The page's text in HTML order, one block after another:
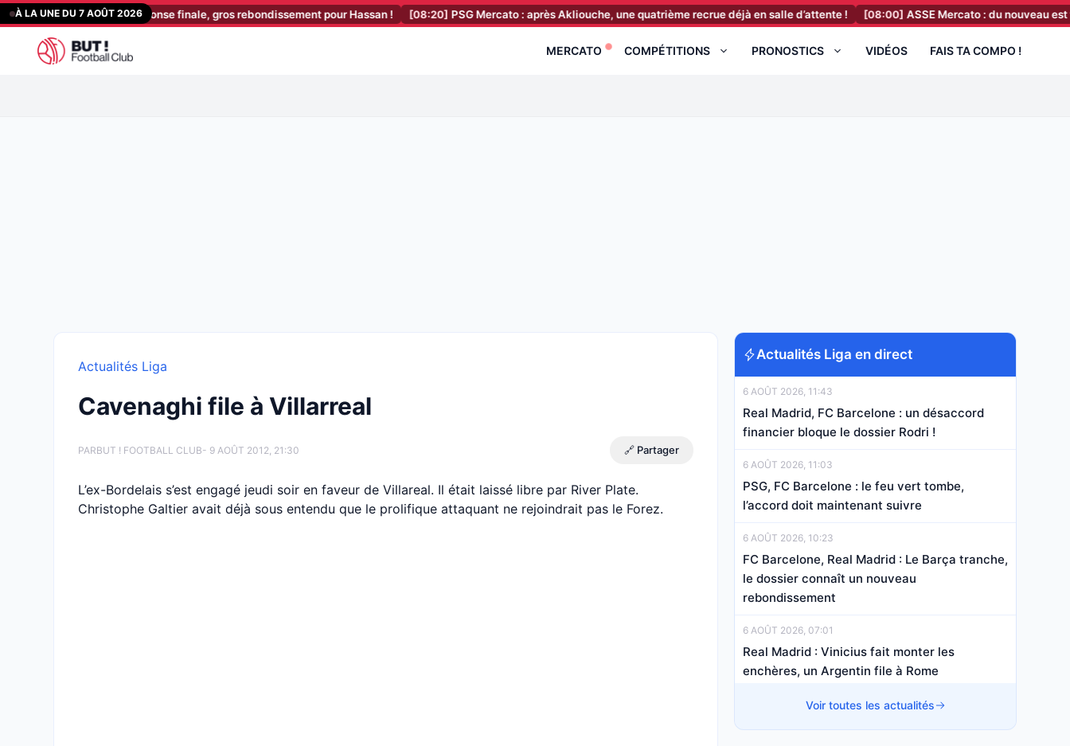
Aller
au
contenu
À LA UNE DU 7 AOÛT 2026
Diatta a donné sa réponse finale, gros rebondissement pour Hassan ! [08:20] PSG Mercato : après Akliouche, une quatrième recrue déjà en salle d’attente ! [08:00] ASSE Mercato : du nouveau est
MERCATO COMPÉTITIONS PRONOSTICS VIDÉOS FAIS TA COMPO !
Actualités Liga
Cavenaghi file à Villarreal
PARBUT ! FOOTBALL CLUB- 9 AOÛT 2012, 21:30 🔗 Partager
L’ex-Bordelais s’est engagé jeudi soir en faveur de Villareal. Il était laissé libre par River Plate.
Christophe Galtier avait déjà sous entendu que le prolifique attaquant ne rejoindrait pas le Forez.
Actualités Liga en direct
6 AOÛT 2026, 11:43
Real Madrid, FC Barcelone : un désaccord
financier bloque le dossier Rodri !
6 AOÛT 2026, 11:03
PSG, FC Barcelone : le feu vert tombe,
l’accord doit maintenant suivre
6 AOÛT 2026, 10:23
FC Barcelone, Real Madrid : Le Barça tranche,
le dossier connaît un nouveau
rebondissement
6 AOÛT 2026, 07:01
Real Madrid : Vinicius fait monter les
enchères, un Argentin file à Rome
5 AOÛT 2026, 22:03Voir toutes les actualités